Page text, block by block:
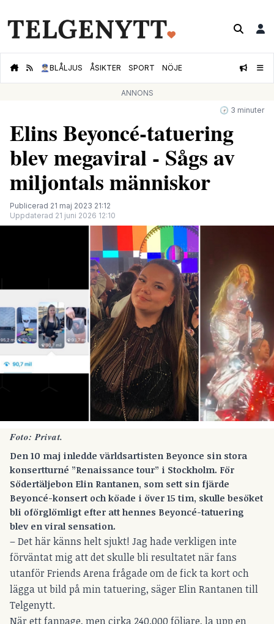
👮🏻‍♂️BLÅLJUS ÅSIKTER SPORT NÖJE
ANNONS
🕝 3 minuter
Elins Beyoncé-tatuering
blev megaviral - Sågs av
miljontals människor
Publicerad 21 maj 2023 21:12
Uppdaterad 21 juni 2026 12:10
Foto: Privat.
Den 10 maj inledde världsartisten Beyonce sin stora
konsertturné ”Renaissance tour” i Stockholm. För
Södertäljebon Elin Rantanen, som sett sin fjärde
Beyoncé-konsert och köade i över 15 tim, skulle besöket
bli oförglömligt efter att hennes Beyoncé-tatuering
blev en viral sensation.
– Det här känns helt sjukt! Jag hade verkligen inte
förväntat mig att det skulle bli resultatet när fans
utanför Friends Arena frågade om de fick ta kort och
lägga ut bild på min tatuering, säger Elin Rantanen till
Telgenytt.
När ett fanpage, men cirka 240.000 följare, la upp en